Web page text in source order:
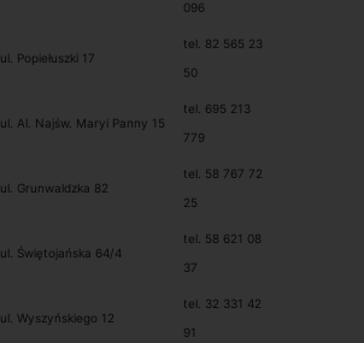
096
ul. Popiełuszki 17
tel. 82 565 23
50
ul. Al. Najśw. Maryi Panny 15
tel. 695 213
779
ul. Grunwaldzka 82
tel. 58 767 72
25
ul. Świętojańska 64/4
tel. 58 621 08
37
ul. Wyszyńskiego 12
tel. 32 331 42
91